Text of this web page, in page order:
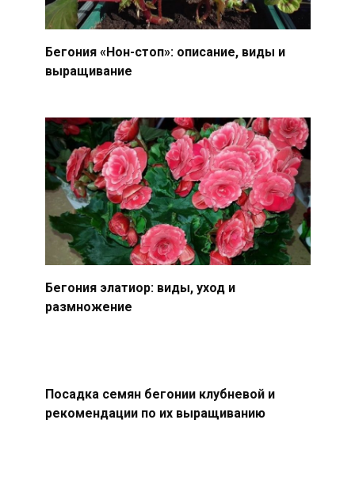
Бегония «Нон-стоп»: описание, виды и
выращивание
Бегония элатиор: виды, уход и
размножение
Посадка семян бегонии клубневой и
рекомендации по их выращиванию